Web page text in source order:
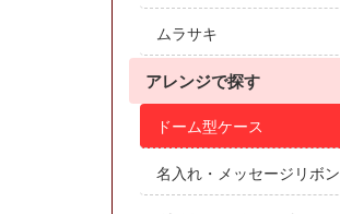
ムラサキ
アレンジで探す
ドーム型ケース
名入れ・メッセージリボン